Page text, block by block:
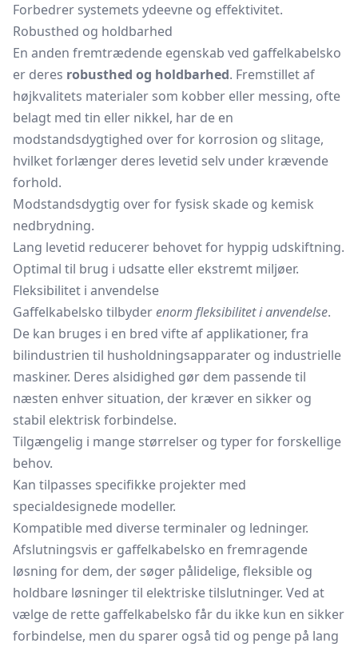
Forbedrer systemets ydeevne og effektivitet.
Robusthed og holdbarhed
En anden fremtrædende egenskab ved gaffelkabelsko
er deres robusthed og holdbarhed. Fremstillet af
højkvalitets materialer som kobber eller messing, ofte
belagt med tin eller nikkel, har de en
modstandsdygtighed over for korrosion og slitage,
hvilket forlænger deres levetid selv under krævende
forhold.
Modstandsdygtig over for fysisk skade og kemisk
nedbrydning.
Lang levetid reducerer behovet for hyppig udskiftning.
Optimal til brug i udsatte eller ekstremt miljøer.
Fleksibilitet i anvendelse
Gaffelkabelsko tilbyderenorm fleksibilitet i anvendelse.
De kan bruges i en bred vifte af applikationer, fra
bilindustrien til husholdningsapparater og industrielle
maskiner. Deres alsidighed gør dem passende til
næsten enhver situation, der kræver en sikker og
stabil elektrisk forbindelse.
Tilgængelig i mange størrelser og typer for forskellige
behov.
Kan tilpasses specifikke projekter med
specialdesignede modeller.
Kompatible med diverse terminaler og ledninger.
Afslutningsvis er gaffelkabelsko en fremragende
løsning for dem, der søger pålidelige, fleksible og
holdbare løsninger til elektriske tilslutninger. Ved at
vælge de rette gaffelkabelsko får du ikke kun en sikker
forbindelse, men du sparer også tid og penge på lang